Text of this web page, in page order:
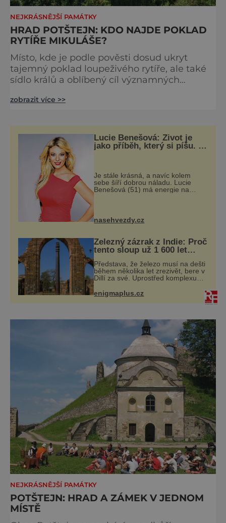
NEJKRÁSNĚJŠÍ PAMÁTKY
HRAD POTŠTEJN: KDO NAJDE POKLAD
RYTÍŘE MIKULÁŠE?
Místo, kde je podle pověsti dosud ukryt
tajemný poklad loupeživého rytíře, ale také
sídlo králů a oblíbený cíl významných
stejnojmennou obcí je dominantou celého
už ale nad ní dávno stál gotický hrad. Už
tehdy si stačil pořídit docela divokou
minulost. Sloužil zřejmě j
zobrazit více >>
Lucie Benešová: Život je
jako příběh, který si píšu. A
Je stále krásná, a navíc kolem
sebe šíří dobrou náladu. Lucie
Benešová (51) má energie na
Když půvabná Luci
nasehvezdy.cz
Železný zázrak z Indie: Proč
tento sloup už 1 600 let
Představa, že železo musí na dešti
během několika let zrezivět, bere v
Dillí za své. Uprostřed komplexu
vysoký železný sloup, který už
přibližně 1 600 let odolává počasí
enigmaplus.cz
NEJKRÁSNĚJŠÍ PAMÁTKY
POTŠTEJN: HRAD A ZÁMEK V JEDNOM
MÍSTĚ